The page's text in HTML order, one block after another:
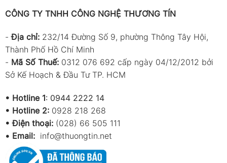
CÔNG TY TNHH CÔNG NGHỆ THƯƠNG TÍN
-Địa chỉ: 232/14 Đường Số 9, phường Thông Tây Hội,
Thành Phố Hồ Chí Minh
- Mã Số Thuế: 0312 076 692 cấp ngày 04/12/2012 bởi
Sở Kế Hoạch & Đầu Tư TP. HCM
• Hotline 1: 0944 2222 14
• Hotline 2: 0928 218 268
• Điện thoại: (028) 66 505 111
• Email: info@thuongtin.net